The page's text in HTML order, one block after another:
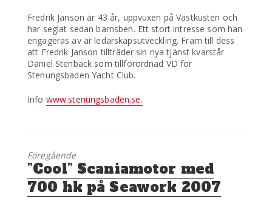
Fredrik Janson är 43 år, uppvuxen på Västkusten och
har seglat sedan barnsben. Ett stort intresse som han
engageras av är ledarskapsutveckling. Fram till dess
att Fredrik Janson tillträder sin nya tjänst kvarstår
Daniel Stenbäck som tillförordnad VD för
Stenungsbaden Yacht Club.
Info www.stenungsbaden.se.
Föregående
Föregående
inlägg:
”Cool” Scaniamotor med
700 hk på Seawork 2007